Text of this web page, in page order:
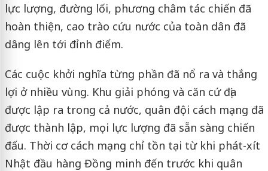
lực lượng, đường lối, phương châm tác chiến đã
hoàn thiện, cao trào cứu nước của toàn dân đã
dâng lên tới đỉnh điểm.
Các cuộc khởi nghĩa từng phần đã nổ ra và thắng
lợi ở nhiều vùng. Khu giải phóng và căn cứ địa
được lập ra trong cả nước, quân đội cách mạng đã
được thành lập, mọi lực lượng đã sẵn sàng chiến
đấu. Thời cơ cách mạng chỉ tồn tại từ khi phát-xít
Nhật đầu hàng Đồng minh đến trước khi quân